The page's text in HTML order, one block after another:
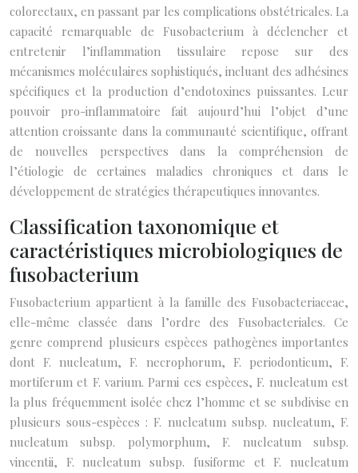
colorectaux, en passant par les complications obstétricales. La
capacité remarquable de Fusobacterium à déclencher et
entretenir l’inflammation tissulaire repose sur des
mécanismes moléculaires sophistiqués, incluant des adhésines
spécifiques et la production d’endotoxines puissantes. Leur
pouvoir pro-inflammatoire fait aujourd’hui l’objet d’une
attention croissante dans la communauté scientifique, offrant
de nouvelles perspectives dans la compréhension de
l’étiologie de certaines maladies chroniques et dans le
développement de stratégies thérapeutiques innovantes.
Classification taxonomique et
caractéristiques microbiologiques de
fusobacterium
Fusobacterium appartient à la famille des Fusobacteriaceae,
elle-même classée dans l’ordre des Fusobacteriales. Ce
genre comprend plusieurs espèces pathogènes importantes
dont F. nucleatum, F. necrophorum, F. periodonticum, F.
mortiferum et F. varium. Parmi ces espèces, F. nucleatum est
la plus fréquemment isolée chez l’homme et se subdivise en
plusieurs sous-espèces : F. nucleatum subsp. nucleatum, F.
nucleatum subsp. polymorphum, F. nucleatum subsp.
vincentii, F. nucleatum subsp. fusiforme et F. nucleatum